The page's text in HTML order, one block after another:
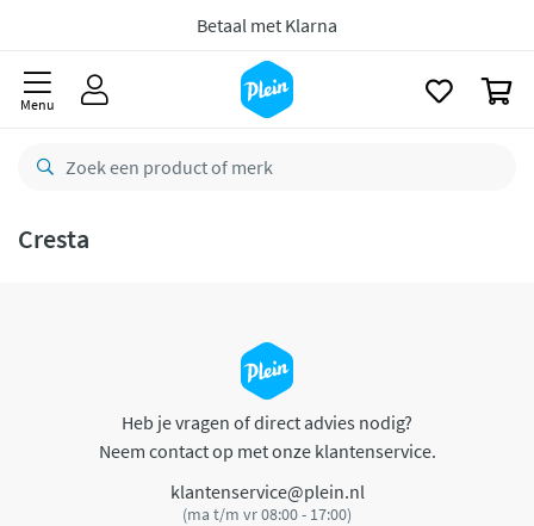
Betaal met Klarna
Menu
Cresta
Heb je vragen of direct advies nodig?
Neem contact op met onze klantenservice.
klantenservice@plein.nl
(ma t/m vr 08:00 - 17:00)